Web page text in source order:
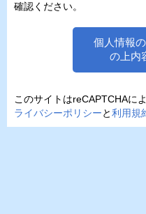
確認ください。
個人情報
の上内
このサイトはreCAPTCHAに
ライバシーポリシーと利用規